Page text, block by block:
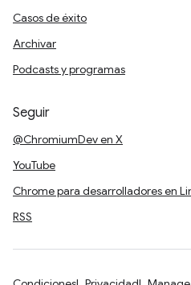
Casos de éxito
Archivar
Podcasts y programas
Seguir
@ChromiumDev en X
YouTube
Chrome para desarrolladores en
RSS